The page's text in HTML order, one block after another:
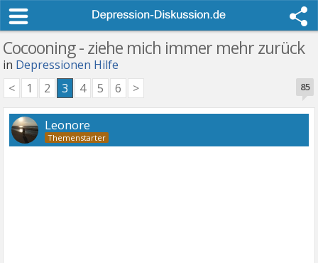
Cocooning - ziehe mich immer mehr zurück
in Depressionen Hilfe
85
< 1 2 3 4 5 6 >
Leonore